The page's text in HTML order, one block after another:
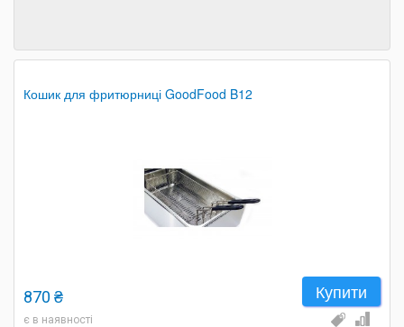
Кошик для фритюрниці GoodFood B12
Купити
870 ₴
є в наявності